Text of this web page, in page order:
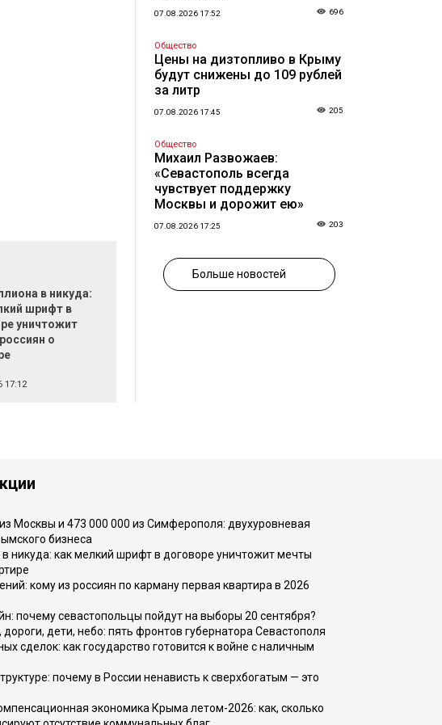
в никуда:
шрифт в
уничтожит
о
17:12
07.08.2026 17:52 696
Общество
Цены на дизтопливо в Крыму
будут снижены до 109 рублей
за литр
07.08.2026 17:45 205
Общество
Михаил Развожаев:
«Севастополь всегда
чувствует поддержку
Москвы и дорожит ею»
07.08.2026 17:25 203
Больше новостей
Москвы и 473 000 000 из Симферополя: двухуровневая
бизнеса
никуда: как мелкий шрифт в договоре уничтожит мечты
кому из россиян по карману первая квартира в 2026
почему севастопольцы пойдут на выборы 20 сентября?
дороги, дети, небо: пять фронтов губернатора Севастополя
сделок: как государство готовится к войне с наличным
почему в России ненависть к сверхбогатым — это
экономика Крыма летом-2026: как, сколько